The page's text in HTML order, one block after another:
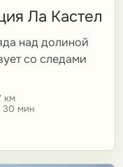
Ла Кастел
над долиной
со следами
км
30 мин